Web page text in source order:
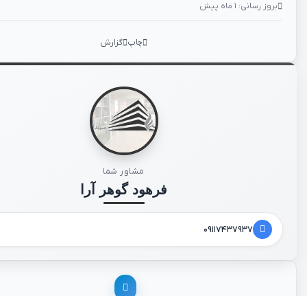
بروز رسانی: ۱ ماه پیش
چاپ گزارش
مشاور شما
فرهود گوهر آرا
۰۹۱۱۷۴۳۷۹۳۷